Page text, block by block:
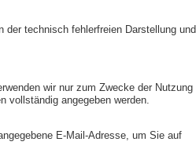
technisch fehlerfreien Darstellung und
wir nur zum Zwecke der Nutzung
vollständig angegeben werden.
E-Mail-Adresse, um Sie auf